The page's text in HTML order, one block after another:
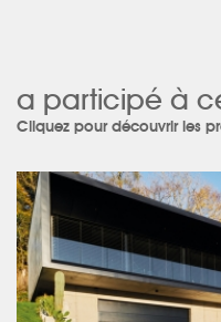
a participé à
Cliquez pour découvrir les